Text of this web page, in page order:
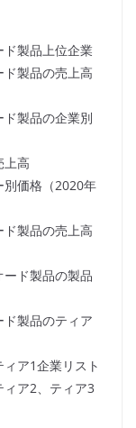
ド製品上位企業
ド製品の売上高
ド製品の企業別
上高
別価格（2020年
ド製品の売上高
ード製品の製品
ド製品のティア
ア1企業リスト
ア2、ティア3